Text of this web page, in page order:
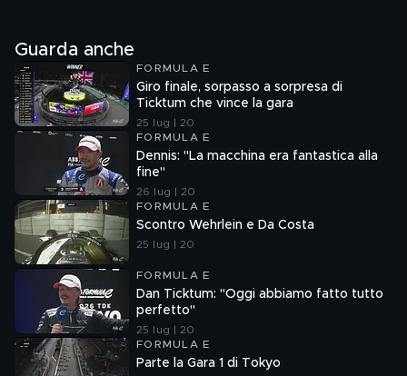
Guarda anche
FORMULA E
Giro finale, sorpasso a sorpresa di
Ticktum che vince la gara
25 lug | 20
FORMULA E
Dennis: "La macchina era fantastica alla
fine"
26 lug | 20
FORMULA E
Scontro Wehrlein e Da Costa
25 lug | 20
FORMULA E
Dan Ticktum: "Oggi abbiamo fatto tutto
perfetto"
25 lug | 20
FORMULA E
Parte la Gara 1 di Tokyo